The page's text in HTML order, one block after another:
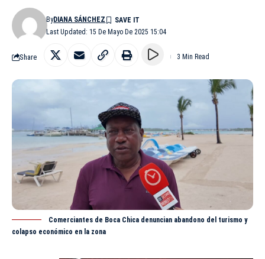
Last Updated: 15 De Mayo De 2025 15:04
ByDIANA SÁNCHEZ
Share 3 Min Read
Comerciantes de Boca Chica denuncian abandono del turismo y
colapso económico en la zona